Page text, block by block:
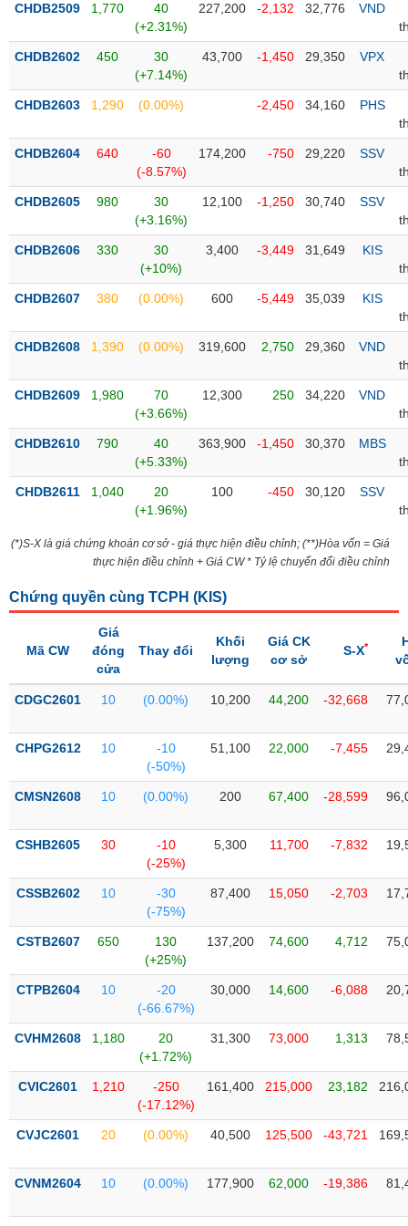
thái
phiếu
mô
thị
Niêm
Niêm
mới
yết
sung
niêm
yết
Theo
dõi
biệt
ký
Danh
phiếu
tiết
quan
dịch
chính
tích
thuật
sơ
doanh
Tin
CHDB2509 1,770
40
(+2.31%)
227,200 -2,132 32,776
VND
CHDB2602 450
30
(+7.14%)
43,700 -1,450 29,350
VPX
CHDB2603 1,290 (0.00%) -2,450 34,160
PHS
CHDB2604 640
-60
(-8.57%)
174,200 -750 29,220
SSV
CHDB2605 980
30
(+3.16%)
12,100 -1,250 30,740
SSV
CHDB2606 330
30
(+10%)
3,400 -3,449 31,649
KIS
CHDB2607 380 (0.00%) 600 -5,449 35,039
KIS
CHDB2608 1,390 (0.00%) 319,600 2,750 29,360
VND
CHDB2609 1,980
70
(+3.66%)
12,300 250 34,220
VND
CHDB2610 790
40
(+5.33%)
363,900 -1,450 30,370
MBS
CHDB2611 1,040
20
(+1.96%)
100 -450 30,120
SSV
(*)S-X là giá chứng khoán cơ sở - giá thực hiện điều chỉnh; (**)Hòa vốn = Giá
thực hiện điều chỉnh + Giá CW * Tỷ lệ chuyển đổi điều chỉnh
Chứng quyền cùng TCPH (KIS)
Mã CW
Giá
đóng
cửa
Thay đổi
Khối
lượng
Giá CK
cơ sở
S-X*
CDGC2601 10 (0.00%) 10,200 44,200 -32,668
CHPG2612 10
-10
(-50%)
51,100 22,000 -7,455
CMSN2608 10 (0.00%) 200 67,400 -28,599
CSHB2605 30
-10
(-25%)
5,300 11,700 -7,832
CSSB2602 10
-30
(-75%)
87,400 15,050 -2,703
CSTB2607 650
130
(+25%)
137,200 74,600 4,712
CTPB2604 10
-20
(-66.67%)
30,000 14,600 -6,088
CVHM2608 1,180
20
(+1.72%)
31,300 73,000 1,313
CVIC2601 1,210
-250
(-17.12%)
161,400 215,000 23,182
CVJC2601 20 (0.00%) 40,500 125,500 -43,721
CVNM2604 10 (0.00%) 177,900 62,000 -19,386
NGÀNH
DOANH
NGHIỆP
PHIẾU
PHÁI
TRÁI
CÔNG
TƯ
XUẤT
LIỆU
MỚI
(-)
SECTOR
NĂNG
VẬT
CÔNG